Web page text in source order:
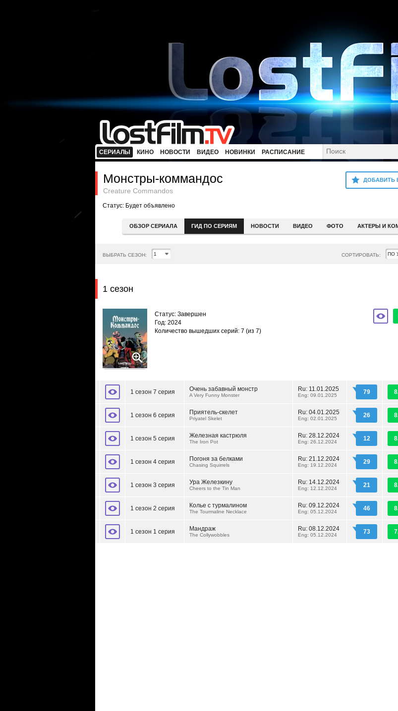
СЕРИАЛЫ КИНО НОВОСТИ ВИДЕО НОВИНКИ РАСПИСАНИЕ
ДОБАВИТЬ
Монстры-коммандос
Creature Commandos
Статус: Будет объявлено
ОБЗОР СЕРИАЛА ГИД ПО СЕРИЯМ НОВОСТИ ВИДЕО ФОТО АКТЕРЫ И
ВЫБРАТЬ СЕЗОН: СОРТИРОВАТЬ:
1 сезон
Статус: Завершен
Год: 2024
Количество вышедших серий: 7 (из 7)
1 сезон 7 серия Очень забавный монстр
A Very Funny Monster
Ru: 11.01.2025
Eng: 09.01.2025 79
1 сезон 6 серия Приятель-скелет
Priyatel Skelet
Ru: 04.01.2025
Eng: 02.01.2025 26
1 сезон 5 серия Железная кастрюля
The Iron Pot
Ru: 28.12.2024
Eng: 26.12.2024 12
1 сезон 4 серия Погоня за белками
Chasing Squirrels
Ru: 21.12.2024
Eng: 19.12.2024 29
1 сезон 3 серия Ура Железкину
Cheers to the Tin Man
Ru: 14.12.2024
Eng: 12.12.2024 21
1 сезон 2 серия Колье с турмалином
The Tourmaline Necklace
Ru: 09.12.2024
Eng: 05.12.2024 46
1 сезон 1 серия Мандраж
The Collywobbles
Ru: 08.12.2024
Eng: 05.12.2024 73